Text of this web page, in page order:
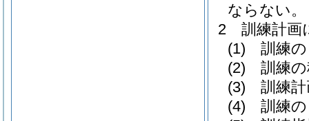
ならない。
2
訓練計画
(1)
訓練
(2)
訓練
(3)
訓練
(4)
訓練